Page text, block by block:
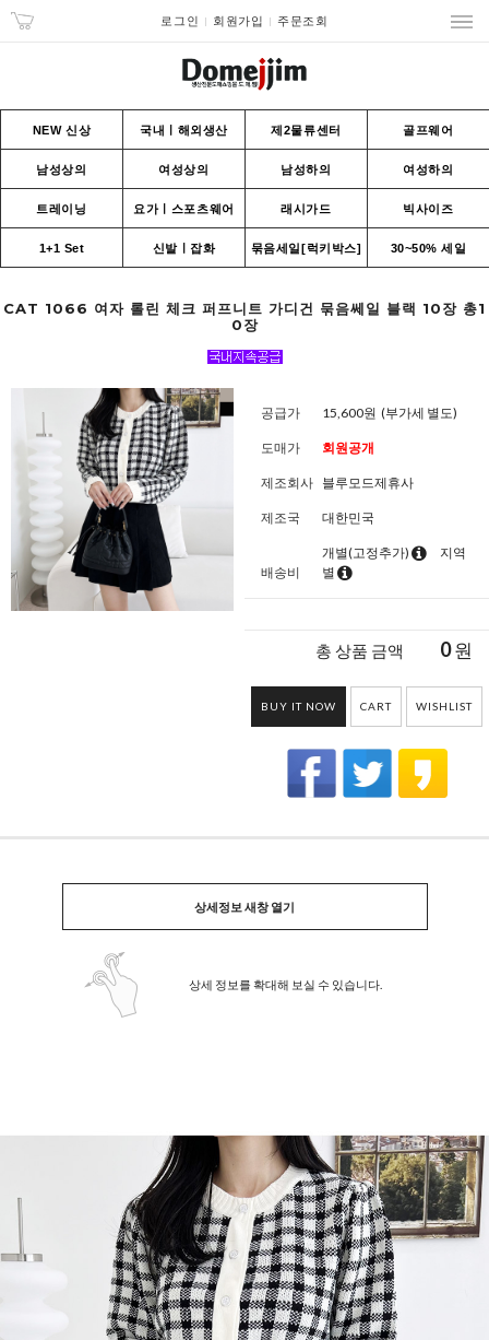
로그인 회원가입 주문조회
NEW 신상 국내ㅣ해외생산 제2물류센터 골프웨어
남성상의 여성상의 남성하의 여성하의
트레이닝 요가ㅣ스포츠웨어 래시가드 빅사이즈
1+1 Set 신발ㅣ잡화 묶음세일[럭키박스] 30~50% 세일
CAT 1066 여자 롤린 체크 퍼프니트 가디건 묶음쎄일 블랙 10장 총1
0장
공급가 15,600원 (부가세 별도)
도매가 회원공개
제조회사 블루모드제휴사
제조국 대한민국
배송비
개별(고정추가)
지역
별
총 상품 금액 0원
BUY IT NOW CART WISHLIST
상세정보 새창 열기
상세 정보를 확대해 보실 수 있습니다.